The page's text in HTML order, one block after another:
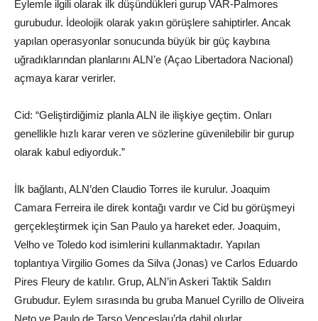
Eylemle ilgili olarak ilk düşündükleri gurup VAR-Palmores
gurubudur. İdeolojik olarak yakın görüşlere sahiptirler. Ancak
yapılan operasyonlar sonucunda büyük bir güç kaybına
uğradıklarından planlarını ALN’e (Açao Libertadora Nacional)
açmaya karar verirler.
Cid: “Geliştirdiğimiz planla ALN ile ilişkiye geçtim. Onları
genellikle hızlı karar veren ve sözlerine güvenilebilir bir gurup
olarak kabul ediyorduk.”
İlk bağlantı, ALN’den Claudio Torres ile kurulur. Joaquim
Camara Ferreira ile direk kontağı vardır ve Cid bu görüşmeyi
gerçekleştirmek için San Paulo ya hareket eder. Joaquim,
Velho ve Toledo kod isimlerini kullanmaktadır. Yapılan
toplantıya Virgilio Gomes da Silva (Jonas) ve Carlos Eduardo
Pires Fleury de katılır. Grup, ALN’in Askeri Taktik Saldırı
Grubudur. Eylem sırasında bu gruba Manuel Cyrillo de Oliveira
Neto ve Paulo de Tarso Venceslau’da dahil olurlar.